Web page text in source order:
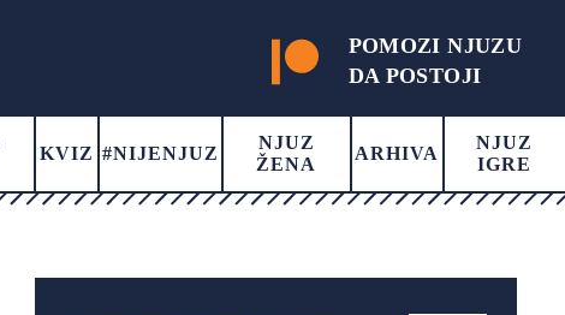
POMOZI NJUZU
DA POSTOJI
KVIZ #NIJENJUZ
NJUZ
ŽENA
ARHIVA
NJUZ
IGRE